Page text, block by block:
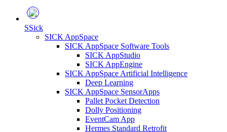
SSick
SICK AppSpace
SICK AppSpace Software Tools
SICK AppStudio
SICK AppEngine
SICK AppSpace Artificial Intelligence
Deep Learning
SICK AppSpace SensorApps
Pallet Pocket Detection
Dolly Positioning
EventCam App
Hermes Standard Retrofit